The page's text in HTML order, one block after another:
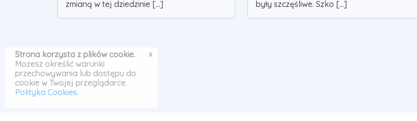
zmianą w tej dziedzinie [...]
były szczęśliwe. Szko [...]
Strona korzysta z plików cookie.
Możesz określić warunki
przechowywania lub dostępu do
cookie w Twojej przeglądarce.
Polityka Cookies.
x